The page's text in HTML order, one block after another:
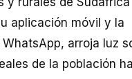
aplicación móvil y la
arroja luz
de la población